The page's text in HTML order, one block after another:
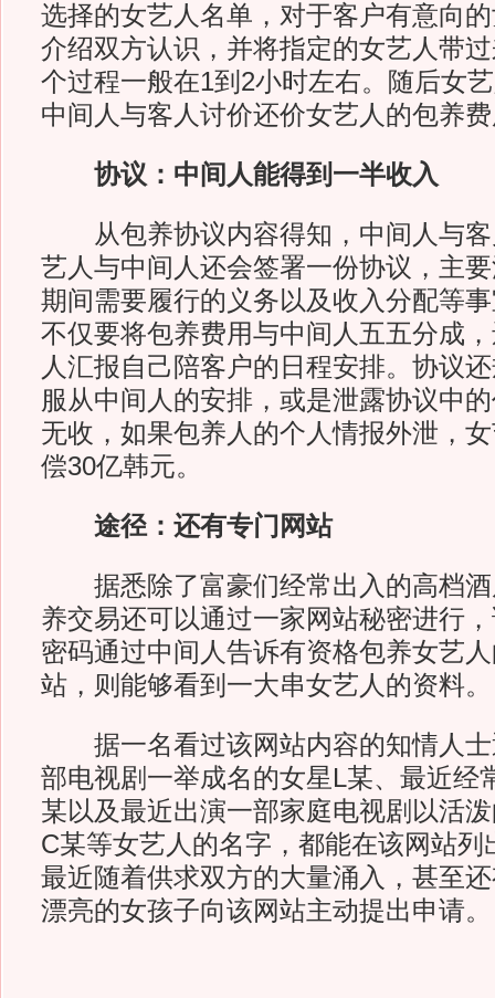
选择的女艺人名单，对于客户有意向
介绍双方认识，并将指定的女艺人带
个过程一般在1到2小时左右。随后女
中间人与客人讨价还价女艺人的包养
协议：中间人能得到一半收入
从包养协议内容得知，中间人与客
艺人与中间人还会签署一份协议，主
期间需要履行的义务以及收入分配等
不仅要将包养费用与中间人五五分成
人汇报自己陪客户的日程安排。协议
服从中间人的安排，或是泄露协议中
无收，如果包养人的个人情报外泄，
偿30亿韩元。
途径：还有专门网站
据悉除了富豪们经常出入的高档酒
养交易还可以通过一家网站秘密进行
密码通过中间人告诉有资格包养女艺
站，则能够看到一大串女艺人的资料。
据一名看过该网站内容的知情人士
部电视剧一举成名的女星L某、最近经
某以及最近出演一部家庭电视剧以活
C某等女艺人的名字，都能在该网站列
最近随着供求双方的大量涌入，甚至
漂亮的女孩子向该网站主动提出申请。